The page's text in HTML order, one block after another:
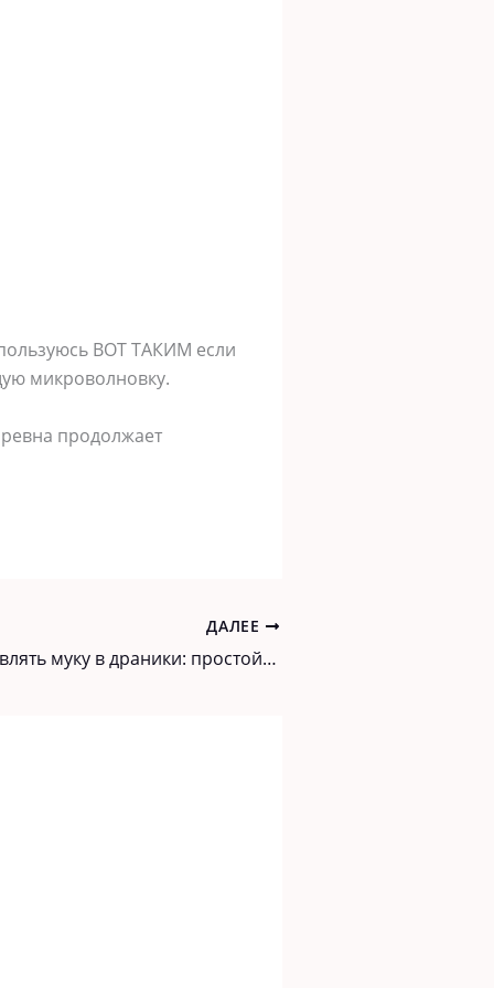
ВОТ ТАКИМ если
микроволновку.
продолжает
ДАЛЕЕ
Не стоит добавлять муку в драники: простой рецепт настоящих драников. Муж удивлен, а соседи предлагают деньги за рецепт и все такое